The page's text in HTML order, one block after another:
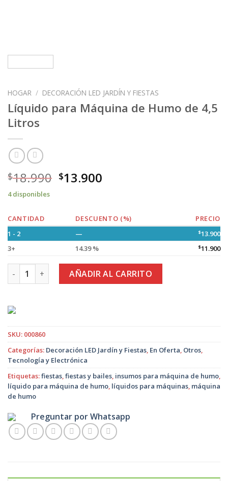
HOGAR / DECORACIÓN LED JARDÍN Y FIESTAS
Líquido para Máquina de Humo de 4,5
Litros
$18.990 $13.900
4 disponibles
CANTIDAD DESCUENTO (%)
PRECIO
1 - 2
— $13.900
3+
14.39 % $11.900
Líquido para Máquina de Humo de 4,5 Litros cantidad
AÑADIR AL CARRITO
SKU: 000860
Categorías: Decoración LED Jardín y Fiestas, En Oferta, Otros,
Tecnología y Electrónica
Etiquetas:fiestas,fiestas y bailes, insumos para máquina de humo,
líquido para máquina de humo, líquidos para máquinas, máquina
de humo
Preguntar por Whatsapp